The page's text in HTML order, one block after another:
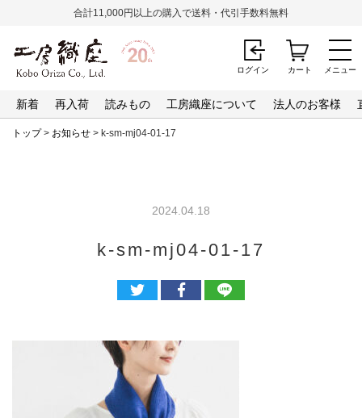
メニュー
合計11,000円以上の購入で送料・代引手数料無料
新着 再入荷 読みもの 工房織座について 法人のお客様
ログイン カート
トップ> お知らせ > k-sm-mj04-01-17
2024.04.18
k-sm-mj04-01-17